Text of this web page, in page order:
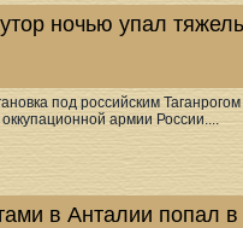
ночью упал
под российским
армии России....
в Анталии попал